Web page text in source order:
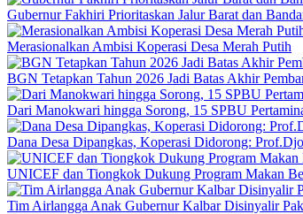
Gubernur Fakhiri Prioritaskan Jalur Barat dan
Merasionalkan Ambisi Koperasi Desa Merah Putih
BGN Tetapkan Tahun 2026 Jadi Batas Akhir
Dari Manokwari hingga Sorong, 15 SPBU
Dana Desa Dipangkas, Koperasi Didorong:
UNICEF dan Tiongkok Dukung Program Makan
Tim Airlangga Anak Gubernur Kalbar Disinyalir